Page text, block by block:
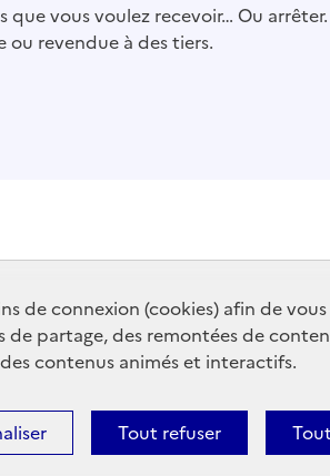
de connexion (cookies) afin de
de partage, des remontées de
contenus animés et interactifs.
Tout refuser
que vous voulez recevoir… Ou
ou revendue à des tiers.